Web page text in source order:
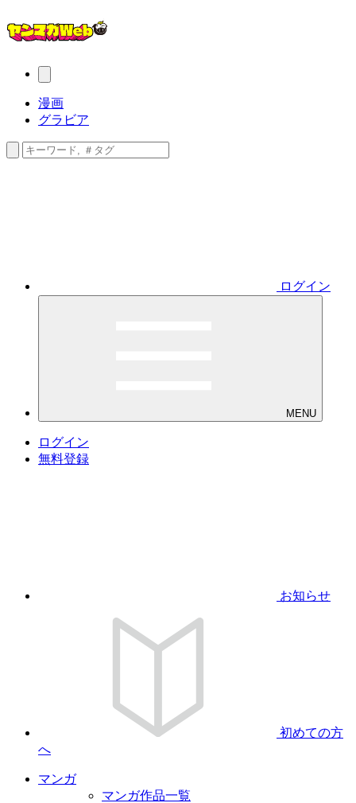
漫画
グラビア
ログイン
MENU
ログイン
無料登録
お知らせ
初めての方
へ
マンガ
マンガ作品一覧